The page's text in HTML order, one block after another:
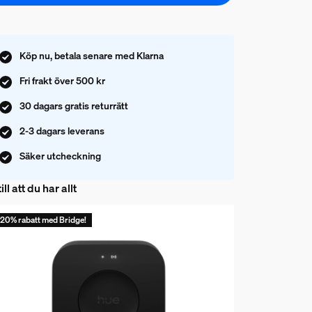
Köp nu, betala senare med Klarna
Fri frakt över 500 kr
30 dagars gratis returrätt
2-3 dagars leverans
Säker utcheckning
att du har allt
20% rabatt med Bridge!